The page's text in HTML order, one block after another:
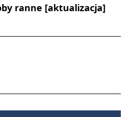
ranne [aktualizacja]